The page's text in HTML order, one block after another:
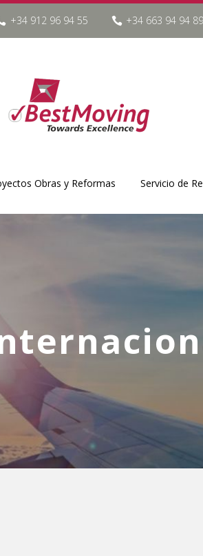
+34 912 96 94 55 +34 663 94 94 89
Obras y Reformas Servicio de